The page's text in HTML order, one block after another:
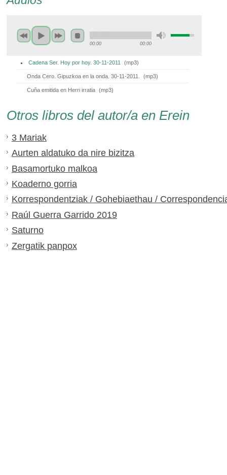
00:00 00:00
Cadena Ser. Hoy por hoy. 30-11-2011 (mp3)
Onda Cero. Gipuzkoa en la onda. 30-11-2011. (mp3)
Cuña emitida en Herri irratia (mp3)
Otros libros del autor/a en Erein
3 Mariak
Aurten aldatuko da nire bizitza
Basamortuko malkoa
Koaderno gorria
Korrespondentziak / Gohebiaethau /
Raúl Guerra Garrido 2019
Saturno
Zergatik panpox